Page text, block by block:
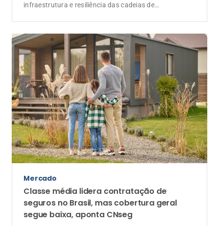
infraestrutura e resiliência das cadeias de
Mercado
Classe média lidera contratação de
seguros no Brasil, mas cobertura geral
segue baixa, aponta CNseg